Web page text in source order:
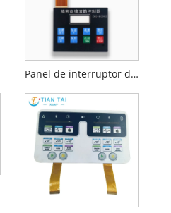
Panel de interruptor de teclado de membrana PCB